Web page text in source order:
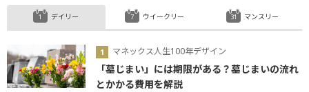
デイリー
マネックス人生100年デザイン
「墓じまい」には期限がある？墓じまいの流れ
とかかる費用を解説
ウイークリー マンスリー